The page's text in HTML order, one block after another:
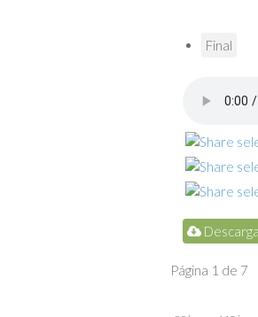
Final
Página 1 de 7